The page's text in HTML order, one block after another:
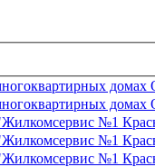
№1
№1
№1